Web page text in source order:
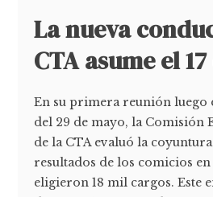
La nueva
CTA asume el
En su primera reunión luego
del 29 de mayo, la Comisión
de la CTA evaluó la
resultados de los comicios en
eligieron 18 mil cargos. Este